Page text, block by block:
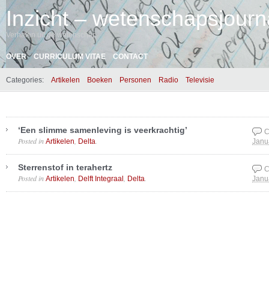
Inzicht –
Verhalen uit de wetenschap
OVER CURRICULUM VITAE CONTACT
Categories: Artikelen Boeken Personen Radio Televisie
‘Een slimme samenleving is veerkrachtig’
Posted in Artikelen Delta
Sterrenstof in terahertz
Posted in Artikelen Delft Integraal Delta